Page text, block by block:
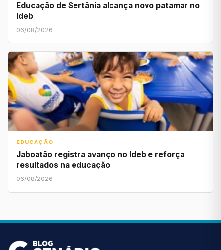
Educação de Sertânia alcança novo patamar no
Ideb
06/08/2026
EDUCAÇÃO
Jaboatão registra avanço no Ideb e reforça
resultados na educação
06/08/2026